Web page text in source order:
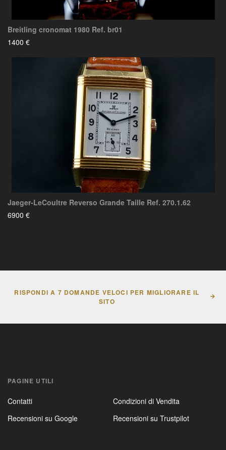
Breitling cronomat 1980 Ref. br01
1400 €
Jaeger-LeCoultre Reverso Grande Taille Ref. 270.1.62
6900 €
RISPONDI A 7 DOMANDE VELOCI PER MIGLIORARE IL
SITO
PAGINE UTILI
Contatti
Condizioni di Vendita
Recensioni su Google
Recensioni su Trustpilot